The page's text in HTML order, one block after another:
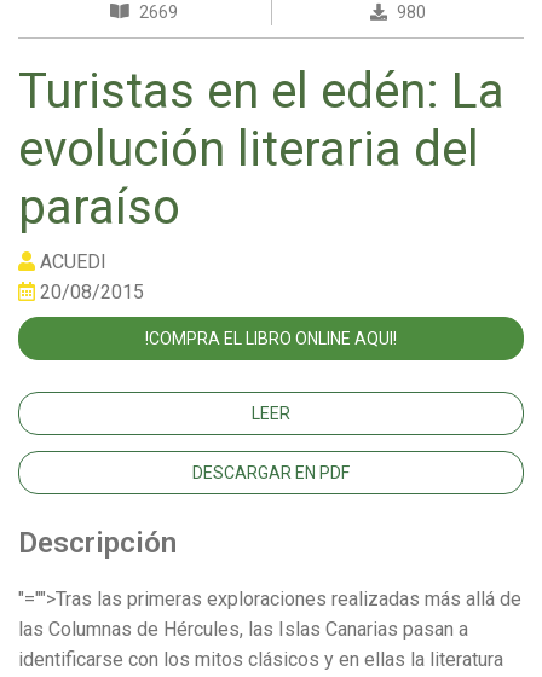
2669 980
Turistas en el edén: La
evolución literaria del
paraíso
ACUEDI
20/08/2015
!COMPRA EL LIBRO ONLINE AQUI!
LEER
DESCARGAR EN PDF
Descripción
"="">Tras las primeras exploraciones realizadas más allá de
las Columnas de Hércules, las Islas Canarias pasan a
identificarse con los mitos clásicos y en ellas la literatura